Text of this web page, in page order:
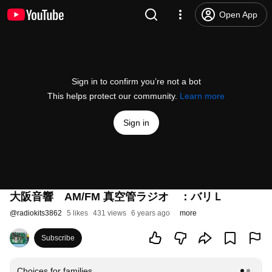
Open App
Sign in to confirm you’re not a bot
This helps protect our community. Learn more
Sign in
大阪音響 AM/FM 真空管ラジオ ：バリＬ
@radiokits3862 5 likes 431 views 6 years ago more
Subscribe